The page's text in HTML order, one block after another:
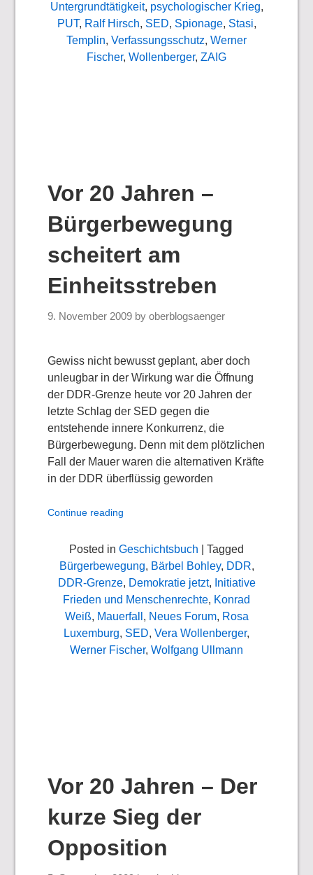
Untergrundtätigkeit, psychologischer Krieg,
PUT, Ralf Hirsch, SED, Spionage, Stasi,
Templin, Verfassungsschutz, Werner
Fischer, Wollenberger, ZAIG
Vor 20 Jahren –
Bürgerbewegung
scheitert am
Einheitsstreben
9. November 2009 byoberblogsaenger
Gewiss nicht bewusst geplant, aber doch
unleugbar in der Wirkung war die Öffnung
der DDR-Grenze heute vor 20 Jahren der
letzte Schlag der SED gegen die
entstehende innere Konkurrenz, die
Bürgerbewegung. Denn mit dem plötzlichen
Fall der Mauer waren die alternativen Kräfte
in der DDR überflüssig geworden
Continue reading
Posted in Geschichtsbuch | Tagged
Bürgerbewegung, Bärbel Bohley, DDR,
DDR-Grenze, Demokratie jetzt, Initiative
Frieden und Menschenrechte, Konrad
Weiß, Mauerfall , Neues Forum, Rosa
Luxemburg, SED, Vera Wollenberger,
Werner Fischer, Wolfgang Ullmann
Vor 20 Jahren – Der
kurze Sieg der
Opposition